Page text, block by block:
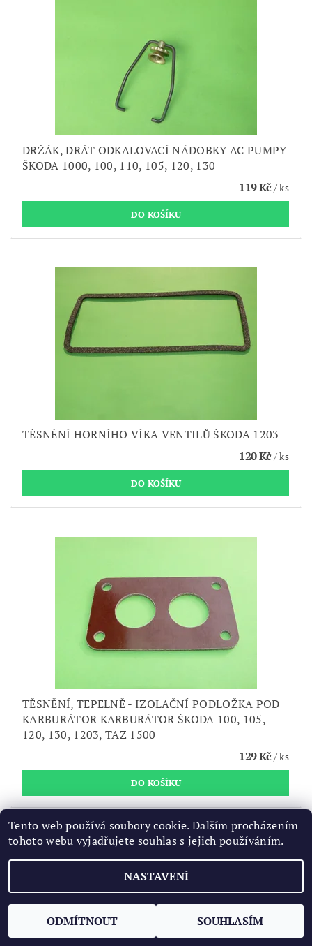
DRŽÁK, DRÁT ODKALOVACÍ NÁDOBKY AC PUMPY
ŠKODA 1000, 100, 110, 105, 120, 130
119 Kč/ ks
TĚSNĚNÍ HORNÍHO VÍKA VENTILŮ ŠKODA 1203
120 Kč/ ks
TĚSNĚNÍ, TEPELNĚ - IZOLAČNÍ PODLOŽKA POD
KARBURÁTOR KARBURÁTOR ŠKODA 100, 105,
120, 130, 1203, TAZ 1500
129 Kč/ ks
Tento web používá soubory cookie. Dalším procházením
tohoto webu vyjadřujete souhlas s jejich používáním.
NASTAVENÍ
ODMÍTNOUT SOUHLASÍM